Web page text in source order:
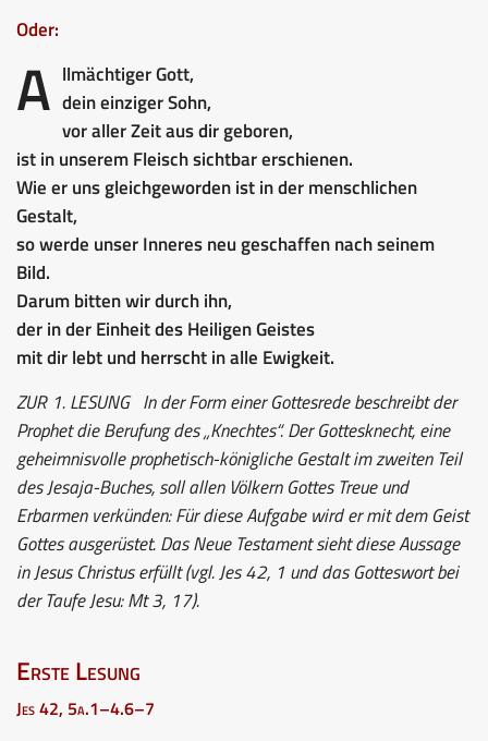
Oder:
A llmächtiger Gott,
dein einziger Sohn,
vor aller Zeit aus dir geboren,
ist in unserem Fleisch sichtbar erschienen.
Wie er uns gleichgeworden ist in der menschlichen
Gestalt,
so werde unser Inneres neu geschaffen nach seinem
Bild.
Darum bitten wir durch ihn,
der in der Einheit des Heiligen Geistes
mit dir lebt und herrscht in alle Ewigkeit.
ZUR 1. LESUNGIn der Form einer Gottesrede beschreibt der
Prophet die Berufung des „Knechtes“. Der Gottesknecht, eine
geheimnisvolle prophetisch-königliche Gestalt im zweiten Teil
des Jesaja-Buches, soll allen Völkern Gottes Treue und
Erbarmen verkünden: Für diese Aufgabe wird er mit dem Geist
Gottes ausgerüstet. Das Neue Testament sieht diese Aussage
in Jesus Christus erfüllt (vgl. Jes 42, 1 und das Gotteswort bei
der Taufe Jesu: Mt 3, 17).
Erste Lesung
Jes 42, 5a.1–4.6–7